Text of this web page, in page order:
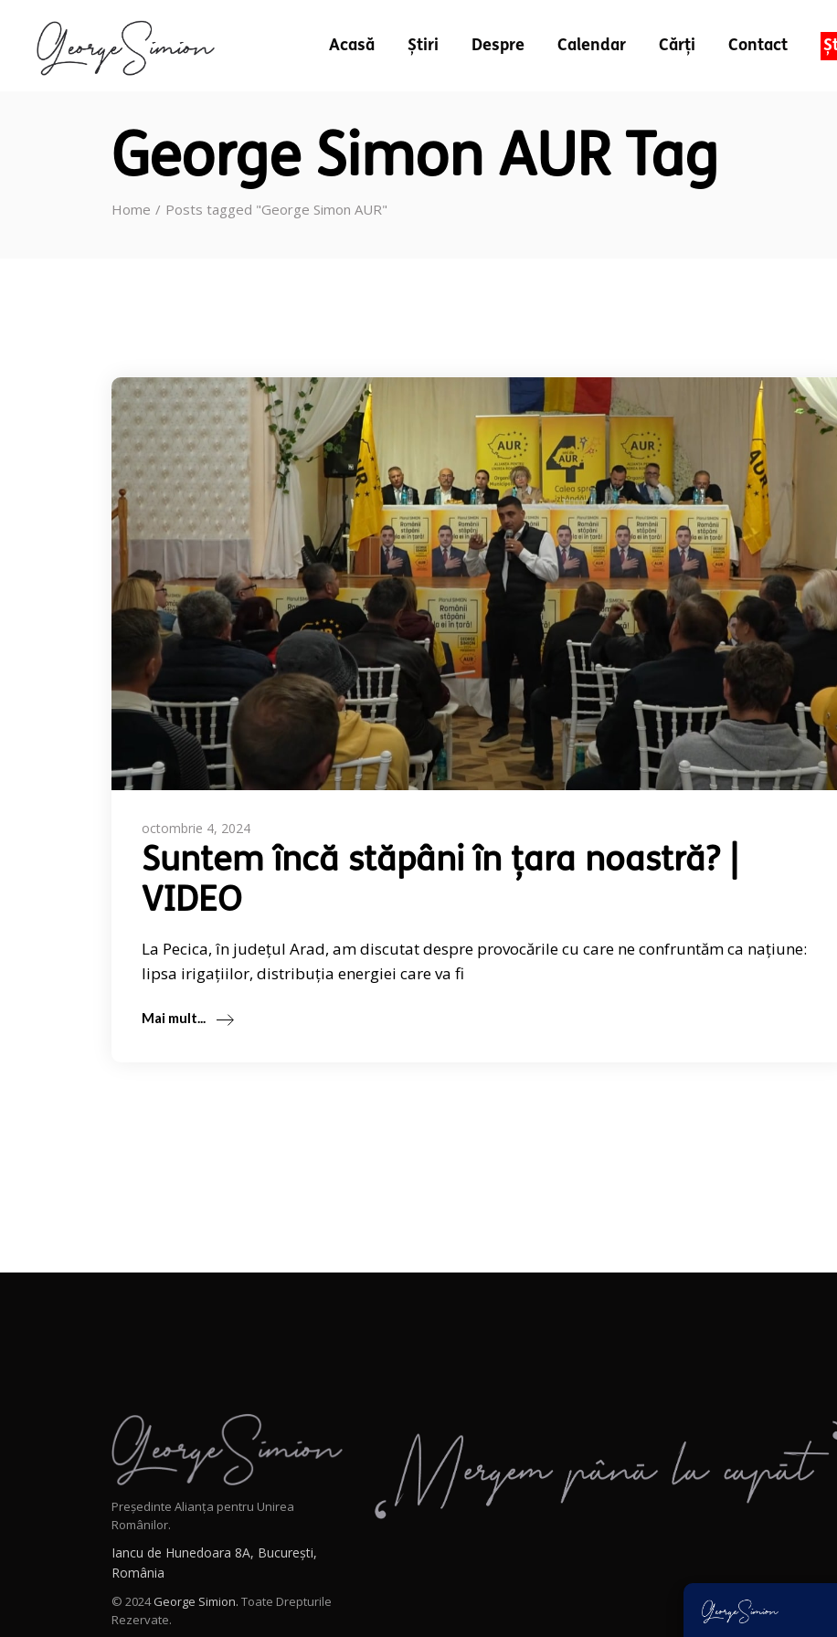
Acasă Știri Despre Calendar Cărți Contact
George Simon AUR Tag
Home Posts tagged "George Simon AUR"
octombrie 4, 2024
Suntem încă stăpâni în țara noastră? |
VIDEO
La Pecica, în județul Arad, am discutat despre provocările cu care ne confruntăm ca națiune:
lipsa irigațiilor, distribuția energiei care va fi
Mai mult...
Președinte Alianța pentru Unirea
Românilor.
Iancu de Hunedoara 8A, București,
România
© 2024George Simion. Toate Drepturile
Rezervate.